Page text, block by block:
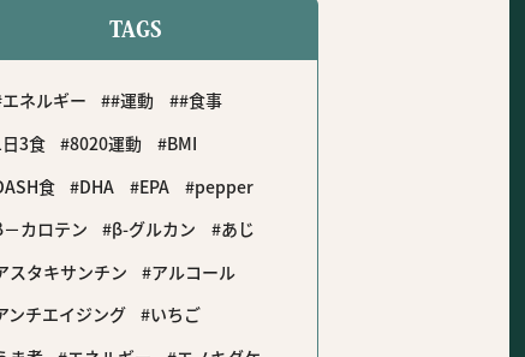
TAGS
ネルギー #運動
#食事
3食
8020運動
BMI
食
DHA EPA
pepper
カロテン
β-グルカン
あじ
スタキサンチン
アルコール
ンチエイジング
いちご